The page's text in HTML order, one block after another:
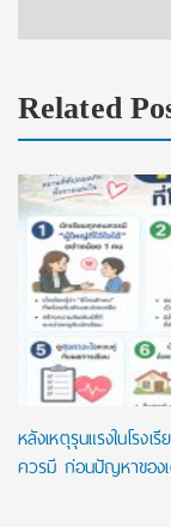
Related
หลังเหตุรุนแรงในโรงเ
ควรมี ก่อนปัญหาของ